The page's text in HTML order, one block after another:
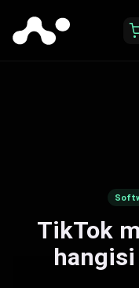
TikTok
hangisi